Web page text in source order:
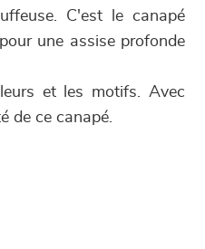
C'est le canapé
une assise profonde
et les motifs. Avec
de ce canapé.